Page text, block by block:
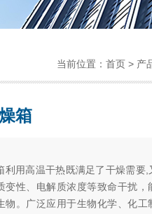
当前位置： 首页 > 产
箱
利用高温干热既满足了干燥需要
变性、电解质浓度等致命干扰，
物。广泛应用于生物化学、化工